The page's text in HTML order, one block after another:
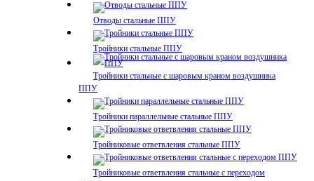
Отводы стальные ППУ
Тройники стальные ППУ
Тройники стальные с шаровым краном воздушника
ППУ
Тройники параллельные стальные ППУ
Тройниковые ответвления стальные ППУ
Тройниковые ответвления стальные с переходом